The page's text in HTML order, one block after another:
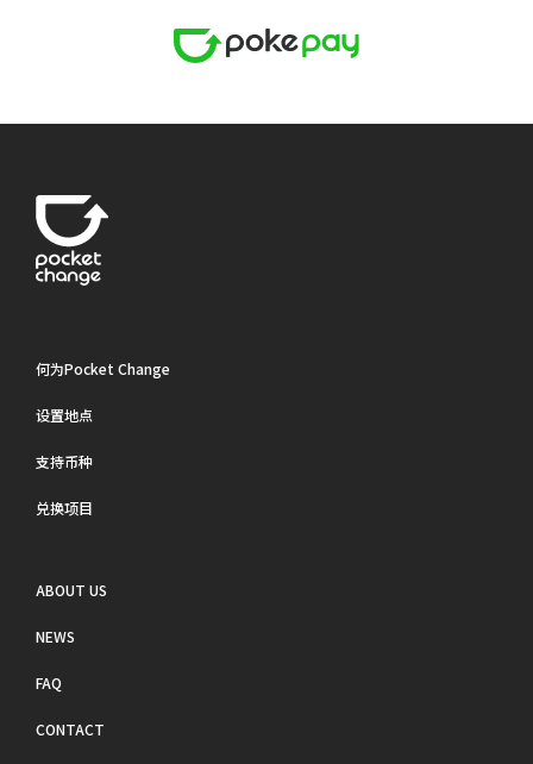
何为Pocket Change
设置地点
支持币种
兑换项目
ABOUT US
NEWS
FAQ
CONTACT